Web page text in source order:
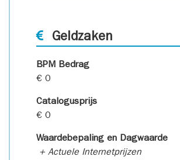
Geldzaken
BPM Bedrag
€ 0
Catalogusprijs
€ 0
Waardebepaling en Dagwaarde
+ Actuele Internetprijzen